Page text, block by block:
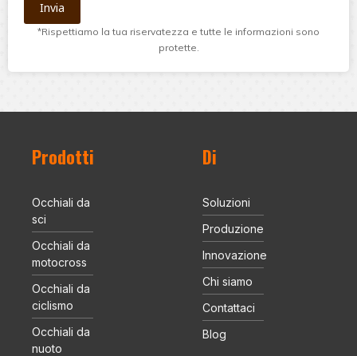
*Rispettiamo la tua riservatezza e tutte le informazioni sono
protette.
Prodotti
Occhiali da
sci
Occhiali da
motocross
Occhiali da
ciclismo
Occhiali da
nuoto
Di
Soluzioni
Produzione
Innovazione
Chi siamo
Contattaci
Blog